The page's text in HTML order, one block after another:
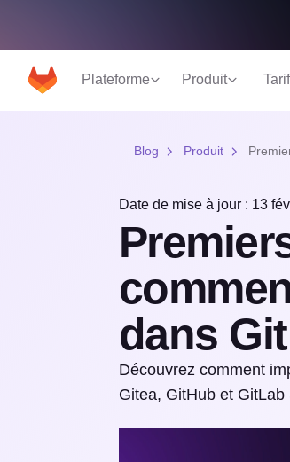
Plateforme Produit
Blog Produit
Date de mise à jour : 13
dans
Découvrez comment
Gitea, GitHub et GitLab